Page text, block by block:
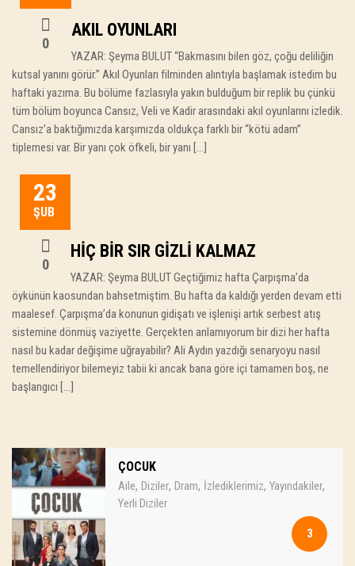
0
AKIL OYUNLARI
YAZAR: Şeyma BULUT “Bakmasını bilen göz, çoğu deliliğin
kutsal yanını görür.” Akıl Oyunları filminden alıntıyla başlamak istedim bu
haftaki yazıma. Bu bölüme fazlasıyla yakın bulduğum bir replik bu çünkü
tüm bölüm boyunca Cansız, Veli ve Kadir arasındaki akıl oyunlarını izledik.
Cansız’a baktığımızda karşımızda oldukça farklı bir “kötü adam”
tiplemesi var. Bir yanı çok öfkeli, bir yanı […]
23
ŞUB
0
HİÇ BİR SIR GİZLİ KALMAZ
YAZAR: Şeyma BULUT Geçtiğimiz hafta Çarpışma’da
öykünün kaosundan bahsetmiştim. Bu hafta da kaldığı yerden devam etti
maalesef. Çarpışma’da konunun gidişatı ve işlenişi artık serbest atış
sistemine dönmüş vaziyette. Gerçekten anlamıyorum bir dizi her hafta
nasıl bu kadar değişime uğrayabilir? Ali Aydın yazdığı senaryoyu nasıl
temellendiriyor bilemeyiz tabii ki ancak bana göre içi tamamen boş, ne
başlangıcı […]
ÇOCUK
Aile, Diziler, Dram, İzlediklerimiz, Yayındakiler,
Yerli Diziler
3